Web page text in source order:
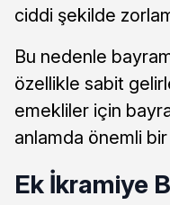
ciddi şekilde
Bu nedenle
özellikle sabit
emekliler için
anlamda önemli
Ek İkramiye